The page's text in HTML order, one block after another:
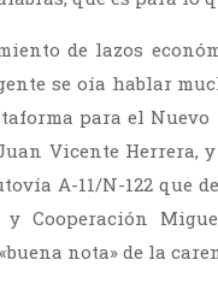
de lazos
se oía hablar
para el Nuevo
Vicente Herrera,
A-11/N-122 que
Cooperación
nota» de la